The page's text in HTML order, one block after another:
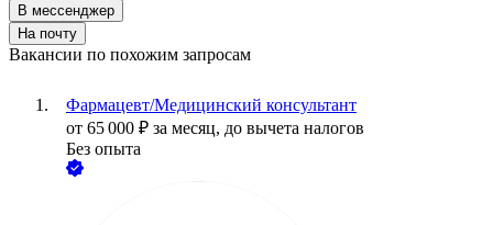
В мессенджер
На почту
Вакансии по похожим запросам
Фармацевт/Медицинский консультант
от 65 000 ₽ за месяц, до вычета налогов
Без опыта